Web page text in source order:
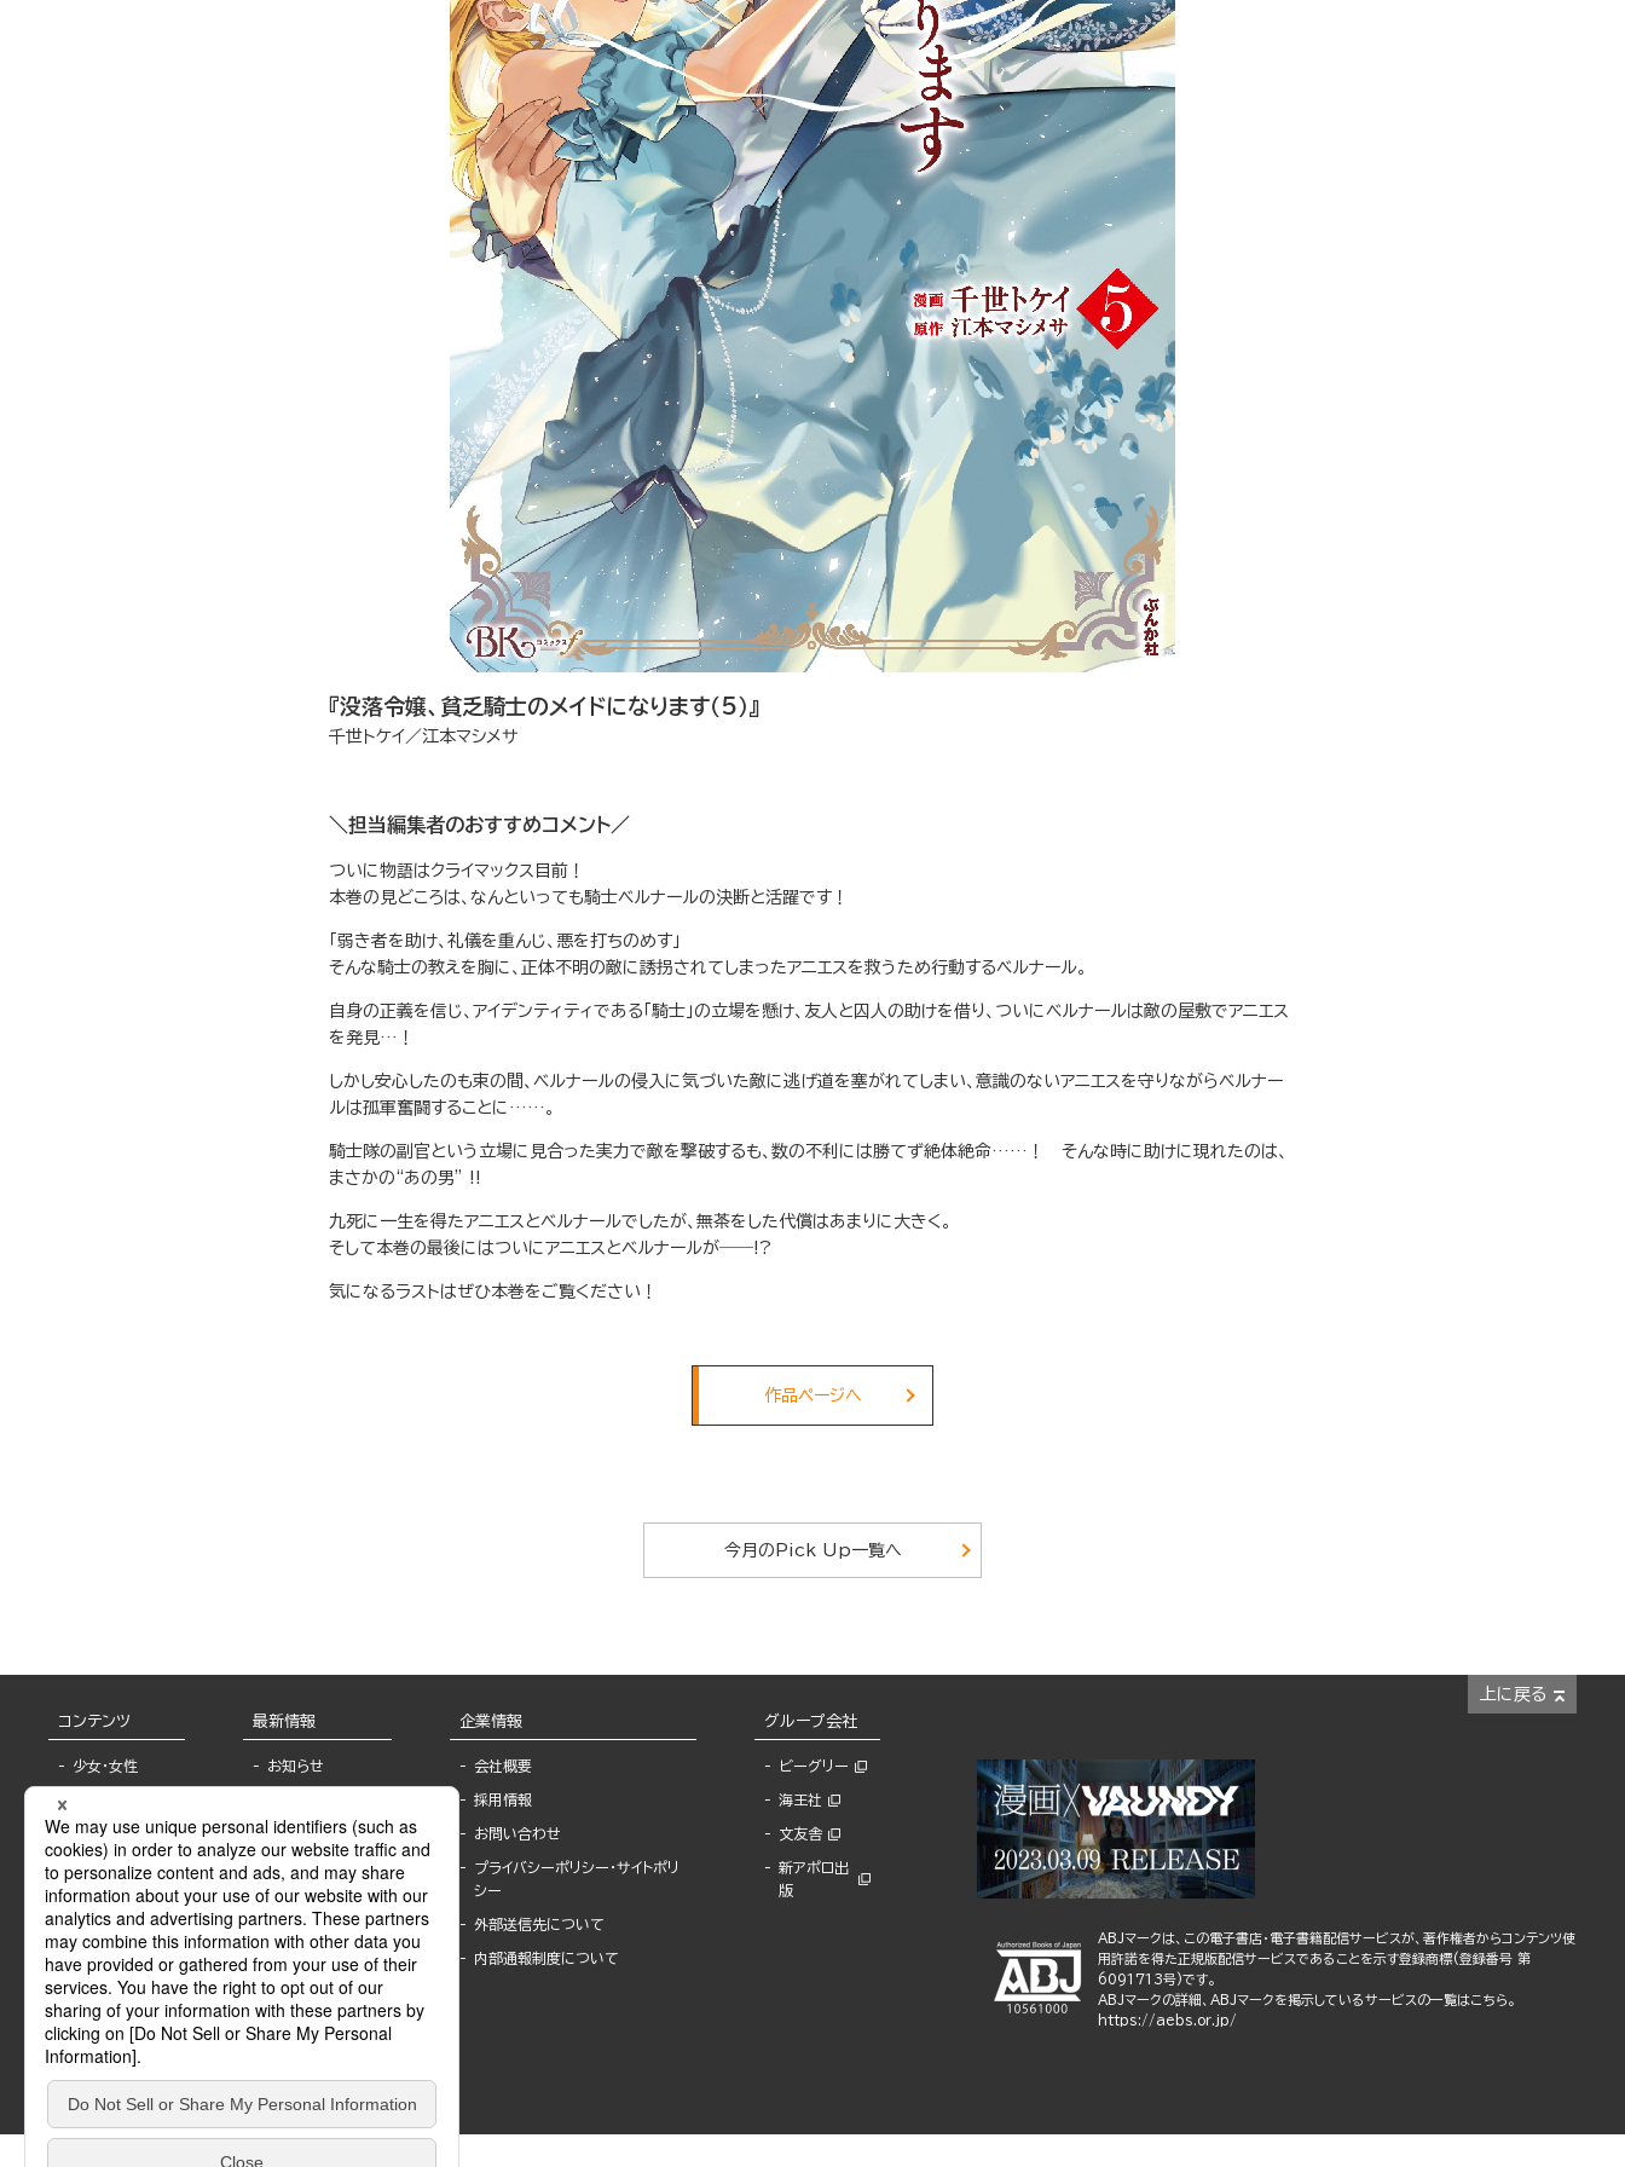
『没落令嬢、貧乏騎士のメイドになります（5）』
千世トケイ／江本マシメサ
＼担当編集者のおすすめコメント／
ついに物語はクライマックス目前！
本巻の見どころは、なんといっても騎士ベルナールの決断と活躍です！
「弱き者を助け、礼儀を重んじ、悪を打ちのめす」
そんな騎士の教えを胸に、正体不明の敵に誘拐されてしまったアニエスを救うため行動するベルナール。
自身の正義を信じ、アイデンティティである「騎士」の立場を懸け、友人と囚人の助けを借り、ついにベルナールは敵の屋敷でアニエス
を発見…！
しかし安心したのも束の間、ベルナールの侵入に気づいた敵に逃げ道を塞がれてしまい、意識のないアニエスを守りながらベルナー
ルは孤軍奮闘することに……。
騎士隊の副官という立場に見合った実力で敵を撃破するも、数の不利には勝てず絶体絶命……！ そんな時に助けに現れたのは、
まさかの“あの男” !!
九死に一生を得たアニエスとベルナールでしたが、無茶をした代償はあまりに大きく。
そして本巻の最後にはついにアニエスとベルナールが――!?
気になるラストはぜひ本巻をご覧ください！
作品ページへ
今月のPick Up一覧へ
上に戻る
コンテンツ
少女・女性
BL
ライトノベル
青年・一般
グラビア・写真
モーター誌
SPECIAL
Sublicense
最新情報
お知らせ
報
書店様へ
海外ライセンシー
公式SNSアカウ
ント
作家一覧
Keyword list
Author list
企業情報
会社概要
採用情報
お問い合わせ
プライバシーポリシー・サイトポリ
シー
外部送信先について
内部通報制度について
グループ会社
ビーグリー
海王社
文友舎
新アポロ出
版
ABJマークは、この電子書店・電子書籍配信サービスが、著作権者からコンテンツ使
用許諾を得た正規版配信サービスであることを示す登録商標(登録番号 第
6091713号)です。
ABJマークの詳細、ABJマークを掲示しているサービスの一覧はこちら。
https://aebs.or.jp/